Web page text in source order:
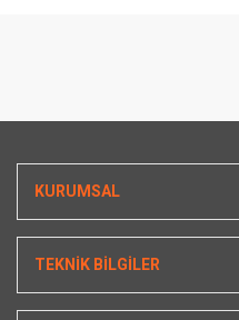
KURUMSAL
TEKNİK BİLGİLER